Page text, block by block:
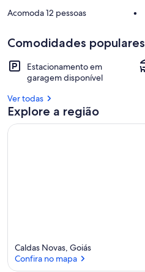
Acomoda 12 pessoas •
Comodidades populares
Estacionamento em
garagem disponível
Ver todas
Explore a região
Caldas Novas, Goiás
Confira no mapa